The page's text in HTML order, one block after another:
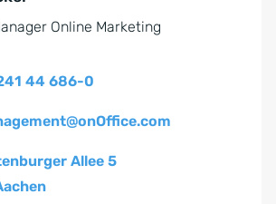
Online Marketing
44 686-0
Allee 5